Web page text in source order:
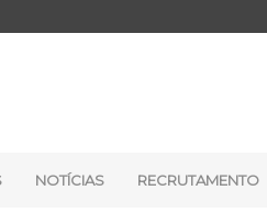
NOTÍCIAS RECRUTAMENTO